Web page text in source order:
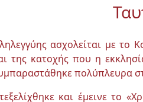
ασχολείται με
της κατοχής που η
πολύπλευρα
και έμεινε το